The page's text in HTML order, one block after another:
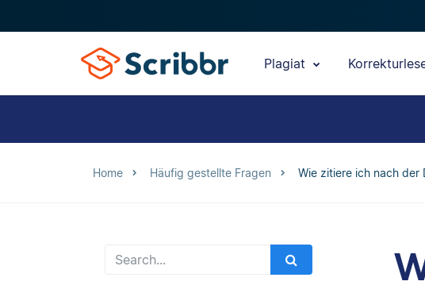
Plagiat
Home Häufig gestellte Fragen Wie zitiere ich nach der